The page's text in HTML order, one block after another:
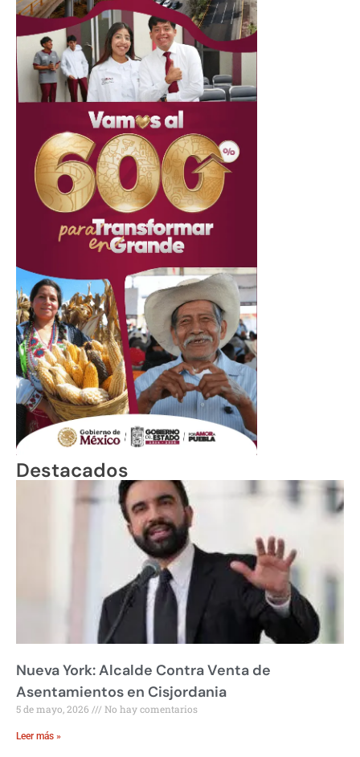
Destacados
Nueva York: Alcalde Contra Venta de
Asentamientos en Cisjordania
5 de mayo, 2026 No hay comentarios
Leer más »